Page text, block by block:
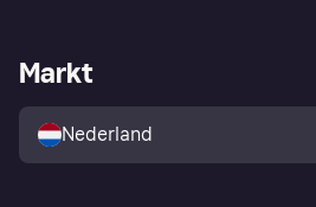
Winkeloverzicht
Kopersbescherming voor
consumenten
Zakelijke login
Markt
Nederland